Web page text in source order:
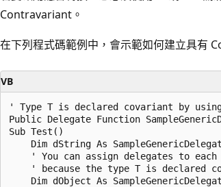
Contravariant。
在下列程式碼範例中，會示範如何建立具有
VB
' Type T is declared covariant by
Public Delegate Function
Sub Test()
Dim dString As
' You can assign delegates to each
' because the type T is declared
Dim dObject As